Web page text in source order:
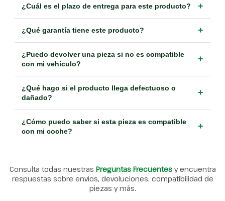
¿Cuál es el plazo de entrega para este producto? +
¿Qué garantía tiene este producto? +
¿Puedo devolver una pieza si no es compatible
con mi vehículo?
+
¿Qué hago si el producto llega defectuoso o
dañado?
+
¿Cómo puedo saber si esta pieza es compatible
con mi coche?
+
Consulta todas nuestras Preguntas Frecuentes y encuentra
respuestas sobre envíos, devoluciones, compatibilidad de
piezas y más.